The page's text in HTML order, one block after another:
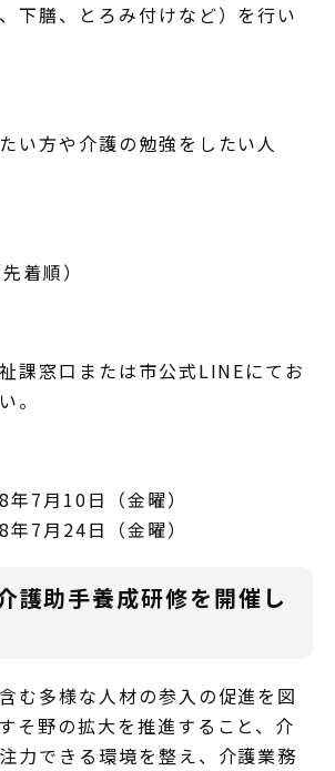
下膳、とろみ付けなど）を行い
い方や介護の勉強をしたい人
着順）
課窓口または市公式LINEにてお
。
7月10日（金曜）
7月24日（金曜）
護助手養成研修を開催し
む多様な人材の参入の促進を図
そ野の拡大を推進すること、介
力できる環境を整え、介護業務